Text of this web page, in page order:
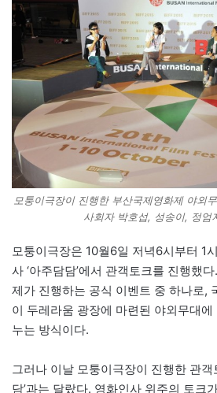
모퉁이극장이 진행한 부산국제영화제 야외
사회자 박호섭, 성송이, 정엄
모퉁이극장은 10월6일 저녁6시부터 1
사 ‘아주담담’에서 관객토크를 진행했
제가 진행하는 공식 이벤트 중 하나로,
이 두레라움 광장에 마련된 야외무대
누는 방식이다.
그러나 이날 모퉁이극장이 진행한 관객
담’과는 달랐다. 영화인사 위주의 토크